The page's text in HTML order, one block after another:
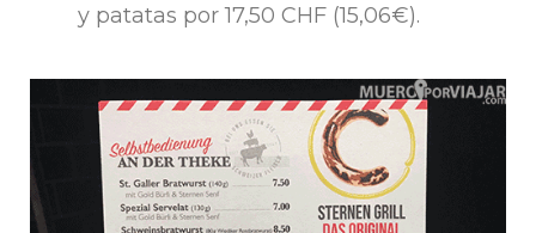
y patatas por 17,50 CHF (15,06€).